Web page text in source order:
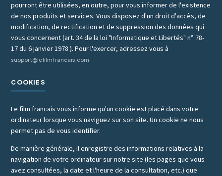
pourront être utilisées, en outre, pour vous informer de l'existence
de nos produits et services. Vous disposez d'un droit d'accès, de
modification, de rectification et de suppression des données qui
vous concernent (art. 34 de la loi "Informatique et Libertés" n° 78-
17 du 6 janvier 1978 ). Pour l'exercer, adressez vous à
support@lefilmfrancais.com
COOKIES
Le film francais vous informe qu'un cookie est placé dans votre
ordinateur lorsque vous naviguez sur son site. Un cookie ne nous
permet pas de vous identifier.
De manière générale, il enregistre des informations relatives à la
navigation de votre ordinateur sur notre site (les pages que vous
avez consultées, la date et l'heure de la consultation, etc.) que